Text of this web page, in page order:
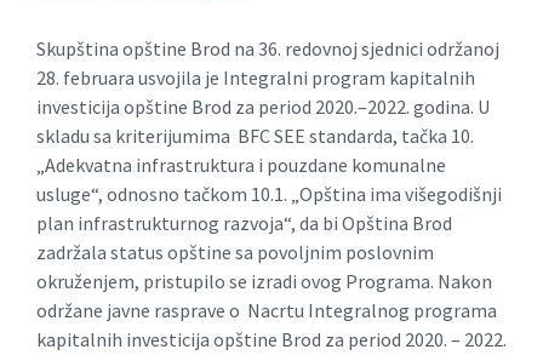
Skupština opštine Brod na 36. redovnoj sjednici održanoj
28. februara usvojila je Integralni program kapitalnih
investicija opštine Brod za period 2020.–2022. godina. U
skladu sa kriterijumima BFC SEE standarda, tačka 10.
„Adekvatna infrastruktura i pouzdane komunalne
usluge“, odnosno tačkom 10.1. „Opština ima višegodišnji
plan infrastrukturnog razvoja“, da bi Opština Brod
zadržala status opštine sa povoljnim poslovnim
okruženjem, pristupilo se izradi ovog Programa. Nakon
održane javne rasprave o Nacrtu Integralnog programa
kapitalnih investicija opštine Brod za period 2020. – 2022.